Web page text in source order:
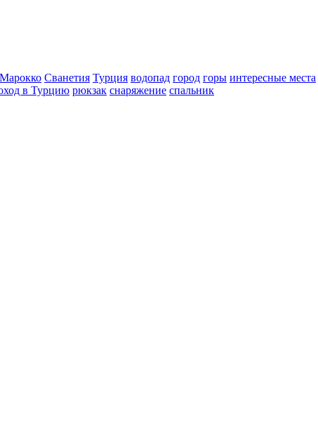
Марокко Сванетия Турция водопад город горы интересные места
в Турцию рюкзак снаряжение спальник